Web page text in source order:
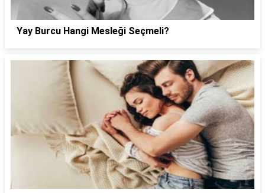
Yay Burcu Hangi Mesleği Seçmeli?